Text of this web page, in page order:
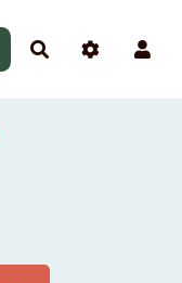
Rechercher